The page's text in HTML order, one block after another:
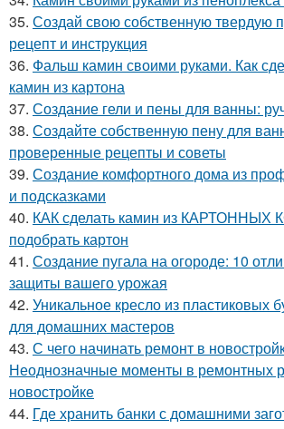
35. Создай свою собственную твердую
рецепт и инструкция
36. Фальш камин своими руками. Как
камин из картона
37. Создание гели и пены для ванны:
38. Создайте собственную пену для
проверенные рецепты и советы
39. Создание комфортного дома из
и подсказками
40. КАК сделать камин из КАРТОННЫХ
подобрать картон
41. Создание пугала на огороде: 10
защиты вашего урожая
42. Уникальное кресло из пластиковых
для домашних мастеров
43. С чего начинать ремонт в
Неоднозначные моменты в ремонтных
новостройке
44. Где хранить банки с домашними